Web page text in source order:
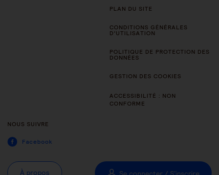
PLAN DU SITE
CONDITIONS GÉNÉRALES
D’UTILISATION
POLITIQUE DE PROTECTION DES
DONNÉES
GESTION DES COOKIES
ACCESSIBILITÉ : NON
CONFORME
NOUS SUIVRE
Facebook
À propos